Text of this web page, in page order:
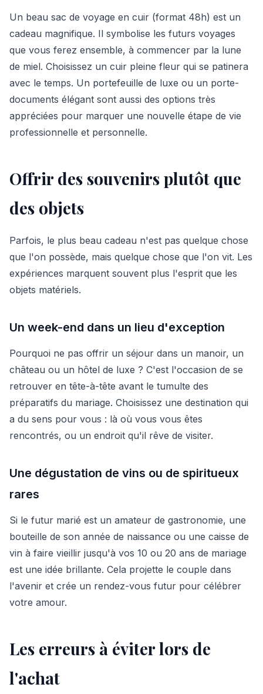
Un beau sac de voyage en cuir (format 48h) est un
cadeau magnifique. Il symbolise les futurs voyages
que vous ferez ensemble, à commencer par la lune
de miel. Choisissez un cuir pleine fleur qui se patinera
avec le temps. Un portefeuille de luxe ou un porte-
documents élégant sont aussi des options très
appréciées pour marquer une nouvelle étape de vie
professionnelle et personnelle.
Offrir des souvenirs plutôt que
des objets
Parfois, le plus beau cadeau n'est pas quelque chose
que l'on possède, mais quelque chose que l'on vit. Les
expériences marquent souvent plus l'esprit que les
objets matériels.
Un week-end dans un lieu d'exception
Pourquoi ne pas offrir un séjour dans un manoir, un
château ou un hôtel de luxe ? C'est l'occasion de se
retrouver en tête-à-tête avant le tumulte des
préparatifs du mariage. Choisissez une destination qui
a du sens pour vous : là où vous vous êtes
rencontrés, ou un endroit qu'il rêve de visiter.
Une dégustation de vins ou de spiritueux
rares
Si le futur marié est un amateur de gastronomie, une
bouteille de son année de naissance ou une caisse de
vin à faire vieillir jusqu'à vos 10 ou 20 ans de mariage
est une idée brillante. Cela projette le couple dans
l'avenir et crée un rendez-vous futur pour célébrer
votre amour.
Les erreurs à éviter lors de
l'achat